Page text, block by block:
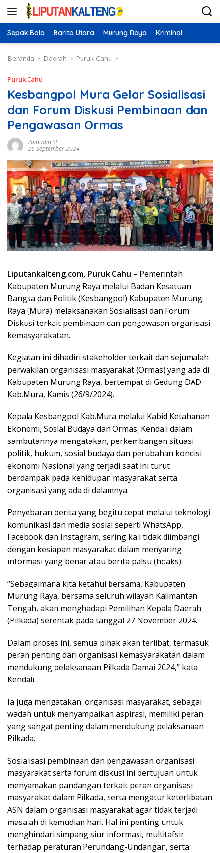
Langsung
Sepak Bola Barito Utara Murung Raya Kriminal
Beranda Daerah Puruk Cahu
Puruk Cahu
Kesbangpol Mura Gelar Sosialisasi
dan Forum Diskusi Pembinaan dan
Pengawasan Ormas
Zainudin SE
26 September 2024
Liputankalteng.com, Puruk Cahu – Pemerintah
Kabupaten Murung Raya melalui Badan Kesatuan
Bangsa dan Politik (Kesbangpol) Kabupaten Murung
Raya (Mura) melaksanakan Sosialisasi dan Forum
Diskusi terkait pembinaan dan pengawasan organisasi
kemasyarakatan.
Kegiatan ini dihadiri stakeholder terkait dan sejumalah
perwakilan organisasi masyarakat (Ormas) yang ada di
Kabupaten Murung Raya, bertempat di Gedung DAD
Kab.Mura, Kamis (26/9/2024).
Kepala Kesbangpol Kab.Mura melalui Kabid Ketahanan
Ekonomi, Sosial Budaya dan Ormas, Kendali dalam
sambutannya mengatakan, perkembangan situasi
politik, hukum, sosial budaya dan perubahan kondisi
ekonomi Nasional yang terjadi saat ini turut
berdampak pada kehidupan masyarakat serta
organisasi yang ada di dalamnya.
Penyebaran berita yang begitu cepat melalui teknologi
komunikasi dan media sosial seperti WhatsApp,
Facebook dan Instagram, sering kali tidak diimbangi
dengan kesiapan masyarakat dalam menyaring
informasi yang benar atau berita palsu (hoaks).
“Sebagaimana kita ketahui bersama, Kabupaten
Murung Raya, bersama seluruh wilayah Kalimantan
Tengah, akan menghadapi Pemilihan Kepala Daerah
(Pilkada) serentak pada tanggal 27 November 2024.
Dalam proses ini, semua pihak akan terlibat, termasuk
peran penting dari organisasi kemasyarakatan dalam
mendukung pelaksanaan Pilkada Damai 2024,” kata
Kendali.
Ia juga mengatakan, organisasi masyarakat, sebagai
wadah untuk menyampaikan aspirasi, memiliki peran
yang sangat penting dalam mendukung pelaksanaan
Pilkada.
Sosialisasi pembinaan dan pengawasan organisasi
masyarakat serta forum diskusi ini bertujuan untuk
menyamakan pandangan terkait peran organisasi
masyarakat dalam Pilkada, serta mengatur keterlibatan
ASN dalam organisasi masyarakat agar tidak terjadi
masalah di kemudian hari. Hal ini penting untuk
menghindari simpang siur informasi, multitafsir
terhadap peraturan Perundang-Undangan, serta